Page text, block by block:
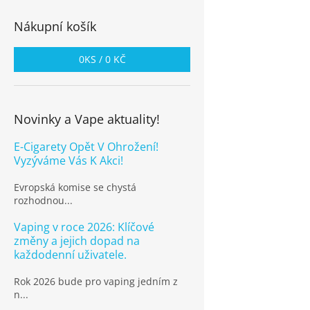
Nákupní košík
0KS / 0 KČ
Novinky a Vape aktuality!
E-Cigarety Opět V Ohrožení!
Vyzýváme Vás K Akci!
Evropská komise se chystá
rozhodnou...
Vaping v roce 2026: Klíčové
změny a jejich dopad na
každodenní uživatele.
Rok 2026 bude pro vaping jedním z
n...